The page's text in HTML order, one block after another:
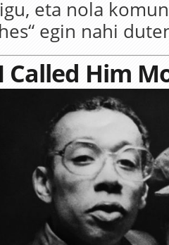
, eta nola
“ egin nahi
Called Him